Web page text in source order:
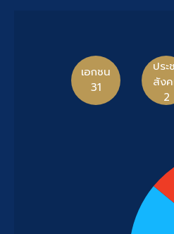
เอกชน
31
ประ
สัง
2